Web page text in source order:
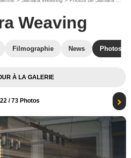
Weaving
Filmographie News Photos
À LA GALERIE
22 / 73 Photos